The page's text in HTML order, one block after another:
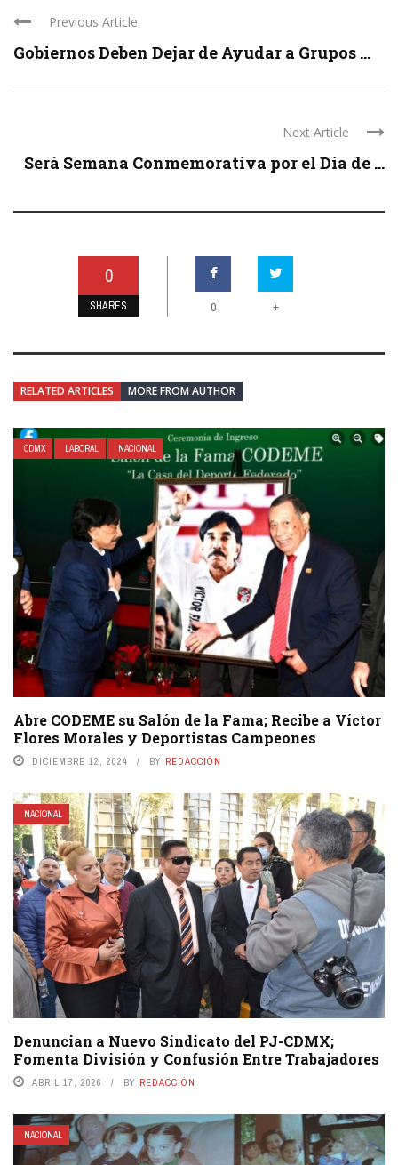
Previous Article
Gobiernos Deben Dejar de Ayudar a Grupos ...
Next Article
Será Semana Conmemorativa por el Día de ...
0
SHARES 0 +
RELATED ARTICLES MORE FROM AUTHOR
CDMX LABORAL NACIONAL
Abre CODEME su Salón de la Fama; Recibe a Víctor
Flores Morales y Deportistas Campeones
DICIEMBRE 12, 2024 BY REDACCIÓN
NACIONAL
Denuncian a Nuevo Sindicato del PJ-CDMX;
Fomenta División y Confusión Entre Trabajadores
ABRIL 17, 2026 BY REDACCIÓN
NACIONAL